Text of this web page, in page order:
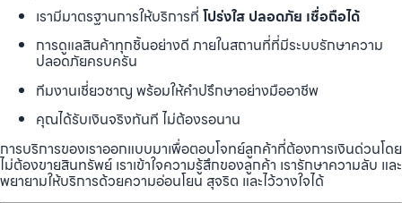
เรามีมาตรฐานการให้บริการที่ โปร่งใส ปลอดภัย เชื่อถือได้
การดูแลสินค้าทุกชิ้นอย่างดี ภายในสถานที่ที่มีระบบรักษาความ
ปลอดภัยครบครัน
ทีมงานเชี่ยวชาญ พร้อมให้คำปรึกษาอย่างมืออาชีพ
คุณได้รับเงินจริงทันที ไม่ต้องรอนาน
การบริการของเราออกแบบมาเพื่อตอบโจทย์ลูกค้าที่ต้องการเงินด่วนโดย
ไม่ต้องขายสินทรัพย์ เราเข้าใจความรู้สึกของลูกค้า เรารักษาความลับ และ
พยายามให้บริการด้วยความอ่อนโยน สุจริต และไว้วางใจได้